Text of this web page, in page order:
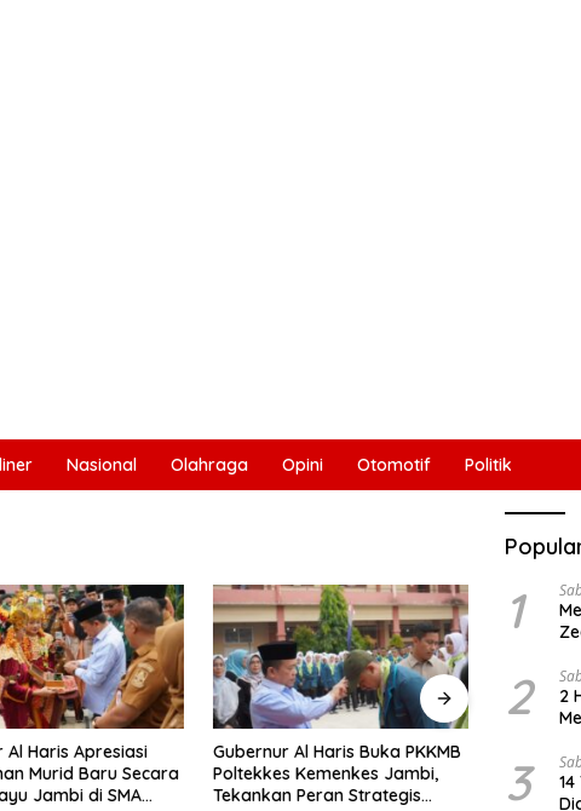
Nasional Olahraga Opini Otomotif Politik
Haris Buka PKKMB
Kemenkes Jambi,
Peran Strategis
Gubernur Al Haris Terima
Audiensi Ketua Umum DPP
Walubi Siti Hartati Murdaya,
Bupati
1
2
2
3